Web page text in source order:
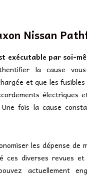
Nissan
exécutable par soi-
la cause
et que les
électriques
fois la cause
les dépense de
ces diverses revues et
actuellement